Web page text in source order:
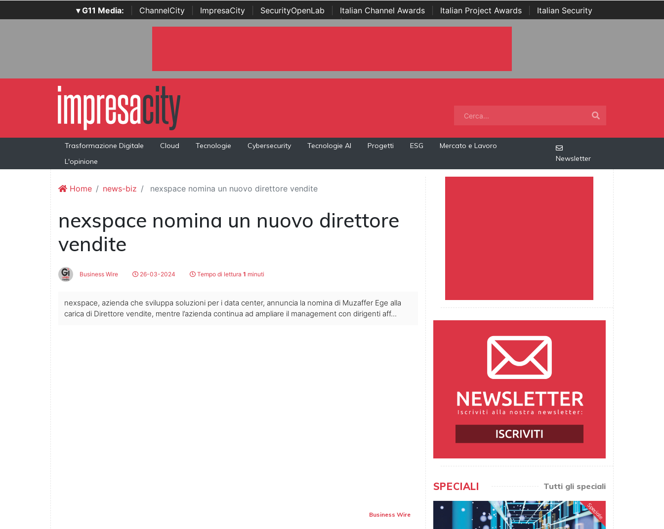
▾ G11 Media: ChannelCity ImpresaCity SecurityOpenLab Italian Channel Awards Italian Project Awards
Italian Security
Awards | ...
Trasformazione Digitale Cloud Tecnologie Cybersecurity Tecnologie AI Progetti ESG
Mercato e Lavoro
L'opinione
Newsletter
Home news-biz nexspace nomina un nuovo direttore vendite
nexspace nomina un nuovo direttore
vendite
Business Wire 26-03-2024 Tempo di lettura 1 minuti
nexspace, azienda che sviluppa soluzioni per i data center, annuncia la nomina di Muzaffer Ege alla
carica di Direttore vendite, mentre l’azienda continua ad ampliare il management con dirigenti aff...
Business Wire
SPECIALI Tutti gli speciali
Speciale